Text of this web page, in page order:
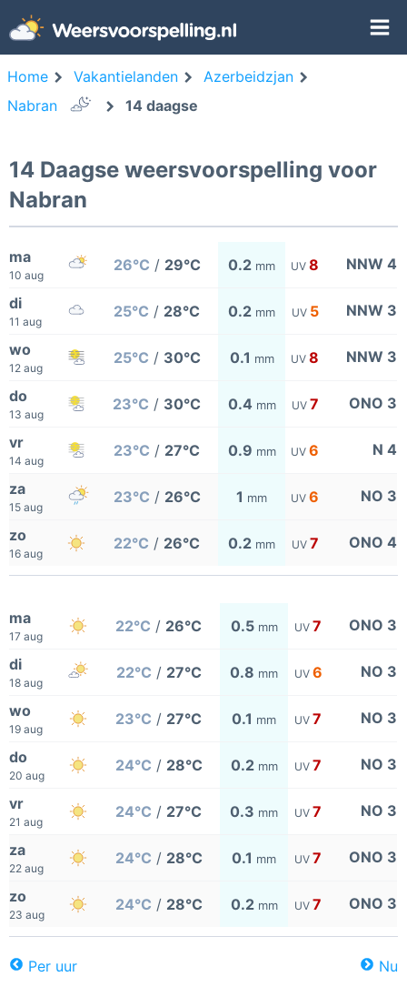
Home Vakantielanden
Azerbeidzjan
Nabran
14 daagse
14 Daagse weersvoorspelling voor
Nabran
ma
10 aug
26°C / 29°C 0.2 mm UV 8 NNW 4
di
11 aug
25°C / 28°C 0.2 mm UV 5 NNW 3
wo
12 aug
25°C / 30°C 0.1 mm UV 8 NNW 3
do
13 aug
23°C / 30°C 0.4 mm UV 7 ONO 3
vr
14 aug
23°C / 27°C 0.9 mm UV 6 N 4
za
15 aug
23°C / 26°C 1 mm UV 6 NO 3
zo
16 aug
22°C / 26°C 0.2 mm UV 7 ONO 4
ma
17 aug
22°C / 26°C 0.5 mm UV 7 ONO 3
di
18 aug
22°C / 27°C 0.8 mm UV 6 NO 3
wo
19 aug
23°C / 27°C 0.1 mm UV 7 NO 3
do
20 aug
24°C / 28°C 0.2 mm UV 7 NO 3
vr
21 aug
24°C / 27°C 0.3 mm UV 7 NO 3
za
22 aug
24°C / 28°C 0.1 mm UV 7 ONO 3
zo
23 aug
24°C / 28°C 0.2 mm UV 7 ONO 3
Per uur Nu